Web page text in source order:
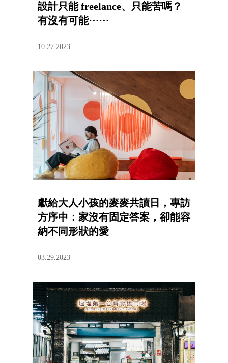
設計只能 freelance、只能苦嗎？
有沒有可能⋯⋯
10.27.2023
獻給大人小孩的麥麥共讀日，專訪
方序中：家沒有固定答案，卻能容
納不同形狀的愛
03.29.2023